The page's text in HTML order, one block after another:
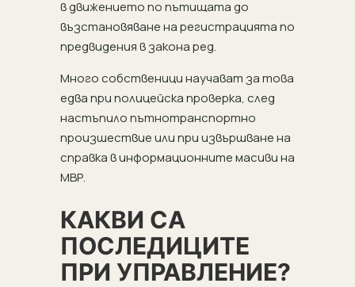
в движението по пътищата до
възстановяване на регистрацията по
предвидения в закона ред.
Много собственици научават за това
едва при полицейска проверка, след
настъпило пътнотранспортно
произшествие или при извършване на
справка в информационните масиви на
МВР.
КАКВИ СА
ПОСЛЕДИЦИТЕ
ПРИ УПРАВЛЕНИЕ?